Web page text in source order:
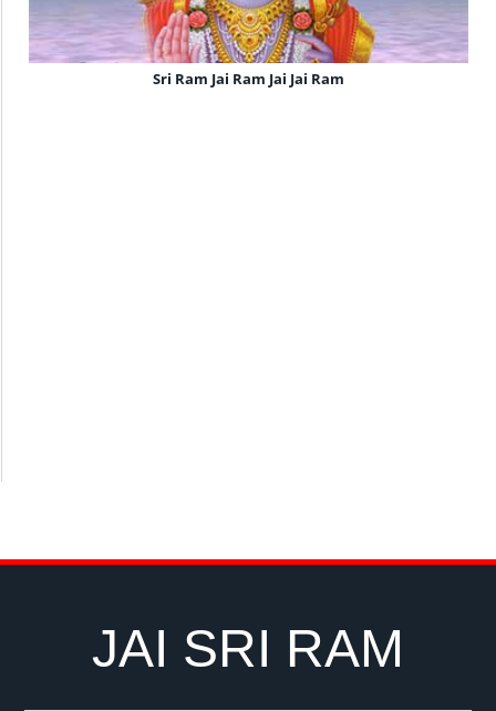
Sri Ram Jai Ram Jai Jai Ram
JAI SRI RAM